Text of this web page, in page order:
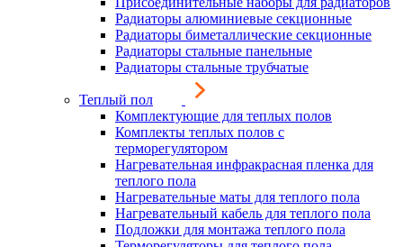
Радиаторы алюминиевые секционные
Радиаторы биметаллические секционные
Радиаторы стальные панельные
Радиаторы стальные трубчатые
Теплый пол
Комплектующие для теплых полов
Комплекты теплых полов с
терморегулятором
Нагревательная инфракрасная пленка для
теплого пола
Нагревательные маты для теплого пола
Нагревательный кабель для теплого пола
Подложки для монтажа теплого пола